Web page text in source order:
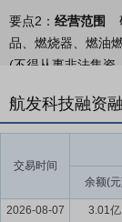
要点2： 经营范围
品、燃烧器、燃油
(不得从事非法集资
经营)(工业项目另
贸航空及衍生产品
航空发动机
形成了“需求旺盛但
航发科技融资
交易时间
余额(
2026-08-07 3.01亿